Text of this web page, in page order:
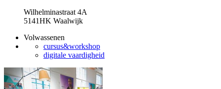
Wilhelminastraat 4A
5141HK Waalwijk
Volwassenen
cursus&workshop
digitale vaardigheid